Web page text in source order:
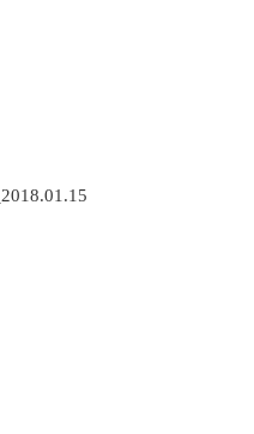
_2018.01.15